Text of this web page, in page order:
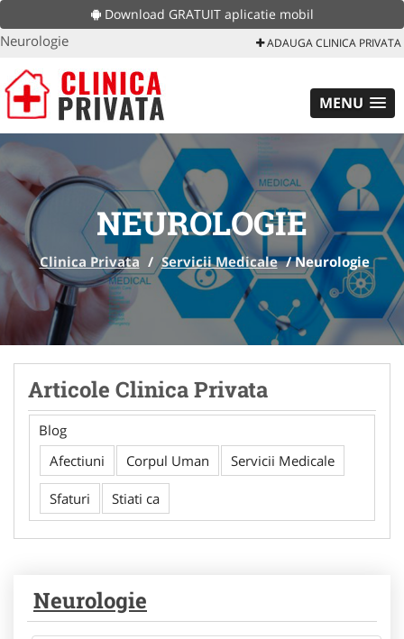
Download GRATUIT aplicatie mobil
Neurologie ADAUGA CLINICA PRIVATA
MENU
NEUROLOGIE
Clinica Privata / Servicii Medicale /Neurologie
Articole Clinica Privata
Blog
Afectiuni
Corpul Uman Servicii Medicale
Sfaturi Stiati ca
Neurologie